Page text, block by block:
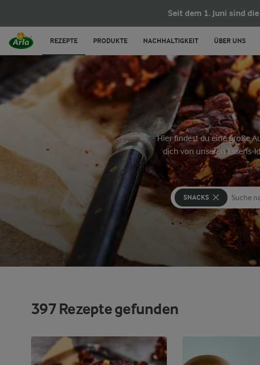
Seit dem 1. Juni sind
REZEPTE PRODUKTE NACHHALTIGKEIT ÜBER UNS
Hier findest du eine große
dich von unseren Essens-
SNACKS
Nach
Geben
397Rezepte gefunden